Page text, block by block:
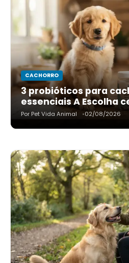
CACHORRO
3 probióticos para
essenciais A Escolha
Por Pet Vida Animal 02/08/2026